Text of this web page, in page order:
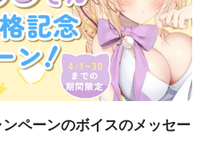
ンペーンのボイスのメッセー